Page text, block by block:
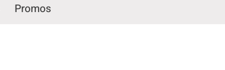
Promos